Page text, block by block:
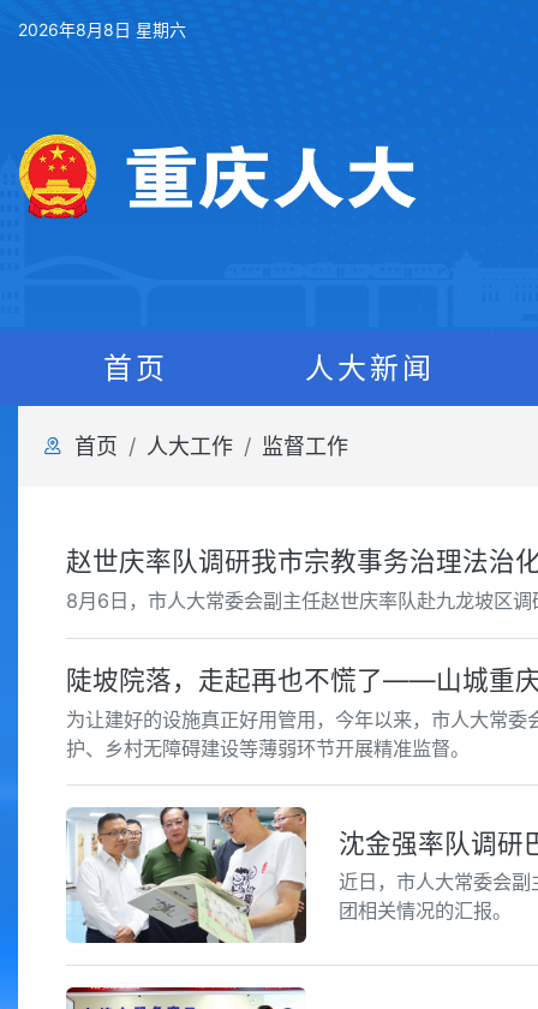
2026年8月8日 星期六
首页 人大新闻
首页 人大工作 监督工作
赵世庆率队调研我市宗教事务治理法治
8月6日，市人大常委会副主任赵世庆率队赴九龙坡区
陡坡院落，走起再也不慌了——山城重
为让建好的设施真正好用管用，今年以来，市人大常
护、乡村无障碍建设等薄弱环节开展精准监督。
沈金强率队调研
近日，市人大常委会
团相关情况的汇报。